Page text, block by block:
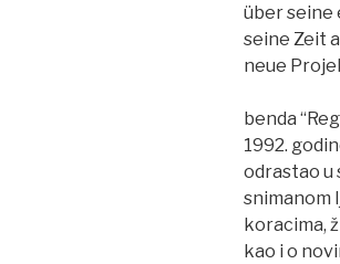
über seine
seine Zeit
neue
benda
1992.
odrastao u
snimanom
koracima,
kao i o